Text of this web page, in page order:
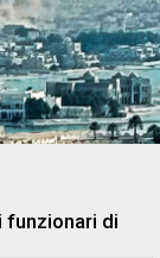
funzionari di